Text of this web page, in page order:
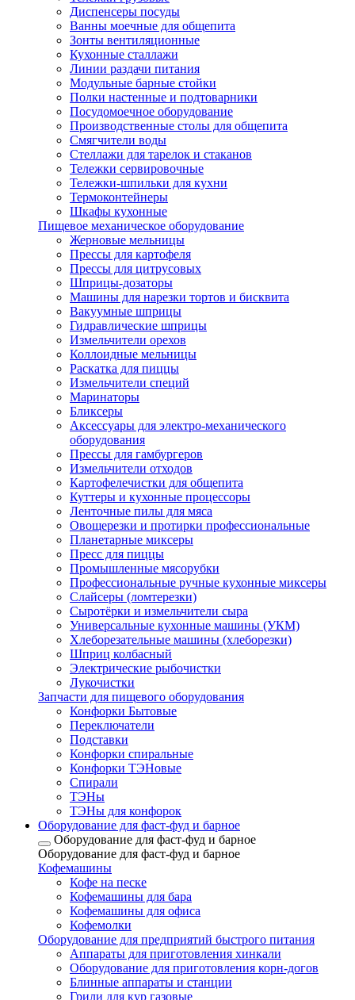
Диспенсеры посуды
Ванны моечные для общепита
Зонты вентиляционные
Кухонные сталлажи
Линии раздачи питания
Модульные барные стойки
Полки настенные и подтоварники
Посудомоечное оборудование
Производственные столы для общепита
Смягчители воды
Стеллажи для тарелок и стаканов
Тележки сервировочные
Тележки-шпильки для кухни
Термоконтейнеры
Шкафы кухонные
Пищевое механическое оборудование
Жерновые мельницы
Прессы для картофеля
Прессы для цитрусовых
Шприцы-дозаторы
Машины для нарезки тортов и бисквита
Вакуумные шприцы
Гидравлические шприцы
Измельчители орехов
Коллоидные мельницы
Раскатка для пиццы
Измельчители специй
Маринаторы
Бликсеры
Аксессуары для электро-механического
оборудования
Прессы для гамбургеров
Измельчители отходов
Картофелечистки для общепита
Куттеры и кухонные процессоры
Ленточные пилы для мяса
Овощерезки и протирки профессиональные
Планетарные миксеры
Пресс для пиццы
Промышленные мясорубки
Профессиональные ручные кухонные миксеры
Слайсеры (ломтерезки)
Сыротёрки и измельчители сыра
Универсальные кухонные машины (УКМ)
Хлеборезательные машины (хлеборезки)
Шприц колбасный
Электрические рыбочистки
Лукочистки
Запчасти для пищевого оборудования
Конфорки Бытовые
Переключатели
Подставки
Конфорки спиральные
Конфорки ТЭНовые
Спирали
ТЭНы
ТЭНы для конфорок
Оборудование для фаст-фуд и барное
Оборудование для фаст-фуд и барное
Оборудование для фаст-фуд и барное
Кофемашины
Кофе на песке
Кофемашины для бара
Кофемашины для офиса
Кофемолки
Оборудование для предприятий быстрого питания
Аппараты для приготовления хинкали
Оборудование для приготовления корн-догов
Блинные аппараты и станции
Грили для кур газовые